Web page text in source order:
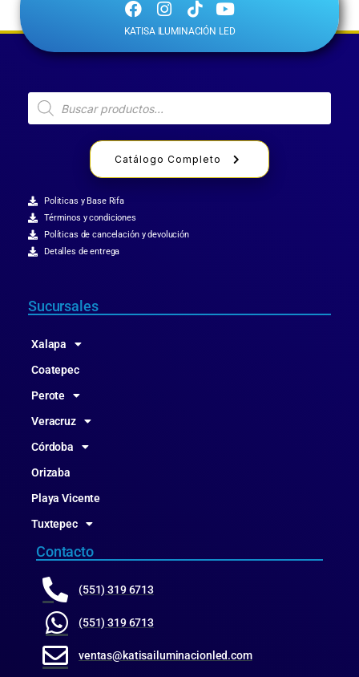
KATISA ILUMINACIÓN LED
Catálogo Completo
Politicas y Base Rifa
Términos y condiciones
Políticas de cancelación y devolución
Detalles de entrega
Sucursales
Xalapa
Coatepec
Perote
Veracruz
Córdoba
Orizaba
Playa Vicente
Tuxtepec
Contacto
(551) 319 6713
(551) 319 6713
ventas@katisailuminacionled.com